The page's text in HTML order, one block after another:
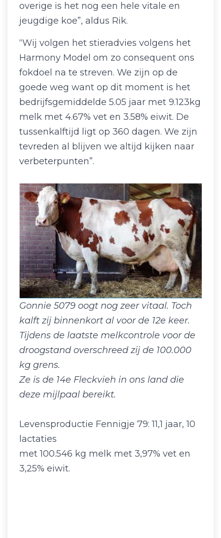
overige is het nog een hele vitale en
jeugdige koe”, aldus Rik.
“Wij volgen het stieradvies volgens het
Harmony Model om zo consequent ons
fokdoel na te streven. We zijn op de
goede weg want op dit moment is het
bedrijfsgemiddelde 5.05 jaar met 9.123kg
melk met 4.67% vet en 3.58% eiwit. De
tussenkalftijd ligt op 360 dagen. We zijn
tevreden al blijven we altijd kijken naar
verbeterpunten”.
Gonnie 5079 oogt nog zeer vitaal. Toch
kalft zij binnenkort al voor de 12e keer.
Tijdens de laatste melkcontrole voor de
droogstand overschreed zij de 100.000
kg grens.
Ze is de 14e Fleckvieh in ons land die
deze mijlpaal bereikt.
Levensproductie Fennigje 79: 11,1 jaar, 10
lactaties
met 100.546 kg melk met 3,97% vet en
3,25% eiwit.